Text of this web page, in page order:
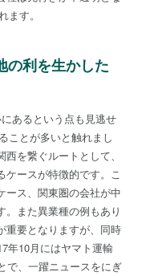
す。
利を生かした
あるという点も見逃せ
ことが多いと触れまし
を繋ぐルートとして、
ースが特徴的です。こ
ース、関東圏の会社が中
また異業種の例もあり
重要となりますが、同時
年10月にはヤマト運輸
で、一躍ニュースをにぎ